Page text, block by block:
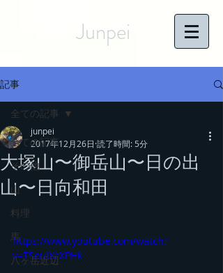
Junpei
記事
全ての記事
その他
山
料理
馬
八ヶ岳近辺
全ての記事
大塚山〜御岳山〜日の出
山〜日向和田
junpei
2017年12月26日 読了時間: 5分
https://www.youtube.com/watch?
v=TSouIXcXPHk